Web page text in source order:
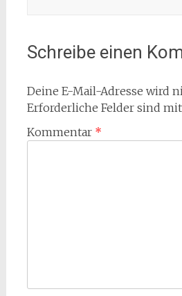
Schreibe einen
Deine E-Mail-Adresse wird
Erforderliche Felder sind mit
Kommentar *